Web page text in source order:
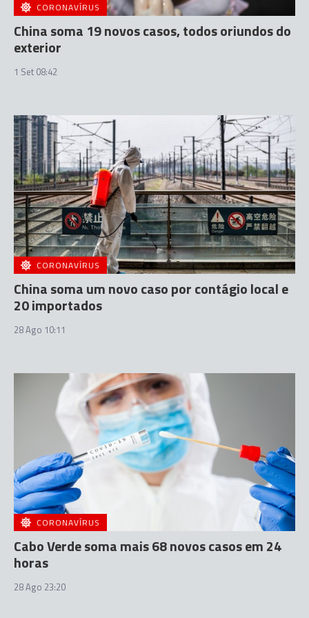
CORONAVÍRUS
China soma 19 novos casos, todos oriundos do
exterior
1 Set 08:42
CORONAVÍRUS
China soma um novo caso por contágio local e
20 importados
28 Ago 10:11
CORONAVÍRUS
Cabo Verde soma mais 68 novos casos em 24
horas
28 Ago 23:20